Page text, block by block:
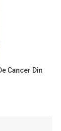
Cancer Din